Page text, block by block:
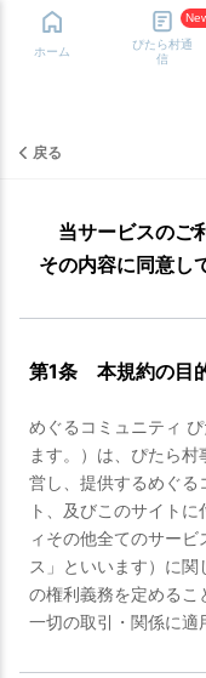
ホーム
ぴたら村通
信
戻る
当サービスのご
その内容に同意し
第1条 本規約の目
めぐるコミュニティ
ます。）は、ぴたら
営し、提供するめぐる
ト、及びこのサイト
ィその他全てのサー
ス」といいます）に
の権利義務を定めるこ
一切の取引・関係に適